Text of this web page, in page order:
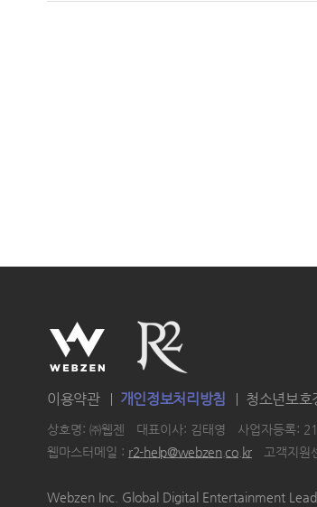
이용약관 개인정보처리방침 청소년보호
상호명: ㈜웹젠 대표이사: 김태영 사업자등록:
웹마스터메일 : r2-help@webzen.co.kr 고객지
Webzen Inc. Global Digital Entertainment